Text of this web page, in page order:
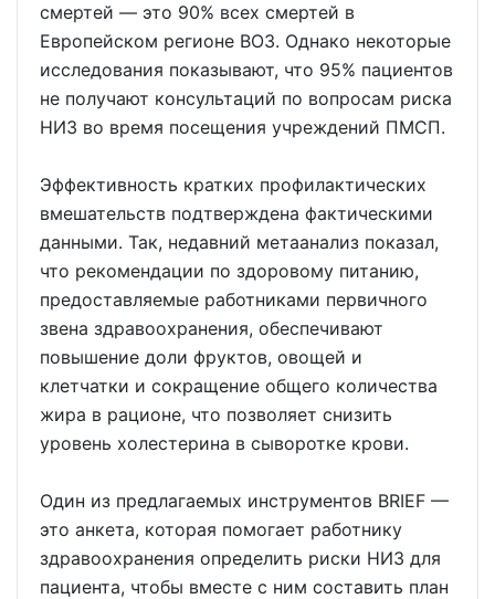
смертей — это 90% всех смертей в
Европейском регионе ВОЗ. Однако некоторые
исследования показывают, что 95% пациентов
не получают консультаций по вопросам риска
НИЗ во время посещения учреждений ПМСП.
Эффективность кратких профилактических
вмешательств подтверждена фактическими
данными. Так, недавний метаанализ показал,
что рекомендации по здоровому питанию,
предоставляемые работниками первичного
звена здравоохранения, обеспечивают
повышение доли фруктов, овощей и
клетчатки и сокращение общего количества
жира в рационе, что позволяет снизить
уровень холестерина в сыворотке крови.
Один из предлагаемых инструментов BRIEF —
это анкета, которая помогает работнику
здравоохранения определить риски НИЗ для
пациента, чтобы вместе с ним составить план